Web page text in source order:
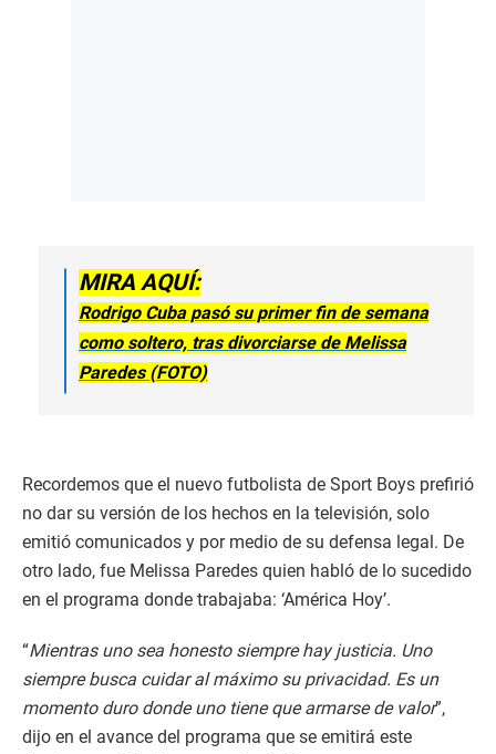
MIRA AQUÍ:
Rodrigo Cuba pasó su primer fin de semana
como soltero, tras divorciarse de Melissa
Paredes (FOTO)
Recordemos que el nuevo futbolista de Sport Boys prefirió
no dar su versión de los hechos en la televisión, solo
emitió comunicados y por medio de su defensa legal. De
otro lado, fue Melissa Paredes quien habló de lo sucedido
en el programa donde trabajaba: ‘América Hoy’.
“Mientras uno sea honesto siempre hay justicia. Uno
siempre busca cuidar al máximo su privacidad. Es un
momento duro donde uno tiene que armarse de valor”,
dijo en el avance del programa que se emitirá este